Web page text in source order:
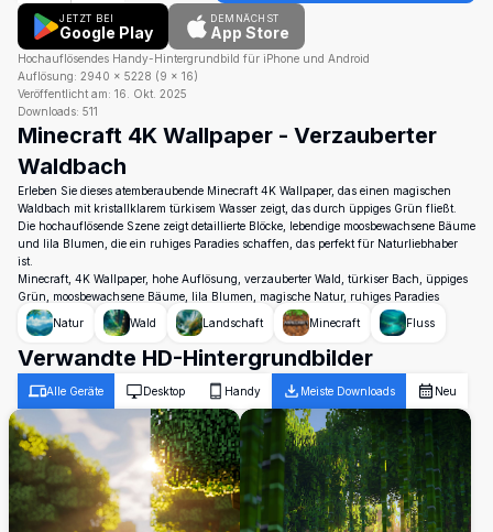
JETZT BEI
Google Play
DEMNÄCHST
App Store
Hochauflösendes Handy-Hintergrundbild für iPhone und Android
Auflösung: 2940 × 5228 (9 × 16)
Veröffentlicht am: 16. Okt. 2025
Downloads: 511
Minecraft 4K Wallpaper - Verzauberter
Waldbach
Erleben Sie dieses atemberaubende Minecraft 4K Wallpaper, das einen magischen
Waldbach mit kristallklarem türkisem Wasser zeigt, das durch üppiges Grün fließt.
Die hochauflösende Szene zeigt detaillierte Blöcke, lebendige moosbewachsene Bäume
und lila Blumen, die ein ruhiges Paradies schaffen, das perfekt für Naturliebhaber
ist.
Minecraft, 4K Wallpaper, hohe Auflösung, verzauberter Wald, türkiser Bach, üppiges
Grün, moosbewachsene Bäume, lila Blumen, magische Natur, ruhiges Paradies
Natur
Wald Landschaft Minecraft Fluss
Verwandte HD-Hintergrundbilder
Alle Geräte Desktop Handy Meiste Downloads Neu